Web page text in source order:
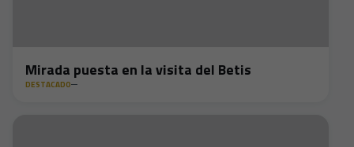
Mirada puesta en la visita del Betis
DESTACADO